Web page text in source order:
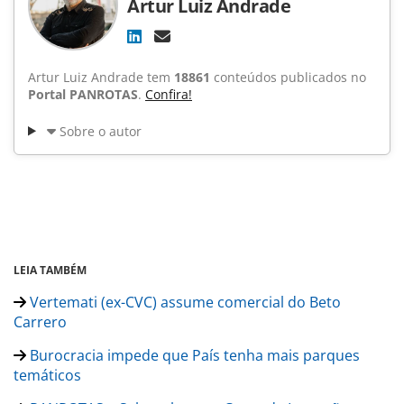
Artur Luiz Andrade
Artur Luiz Andrade tem 18861 conteúdos publicados no
Portal PANROTAS. Confira!
Sobre o autor
LEIA TAMBÉM
Vertemati (ex-CVC) assume comercial do Beto
Carrero
Burocracia impede que País tenha mais parques
temáticos